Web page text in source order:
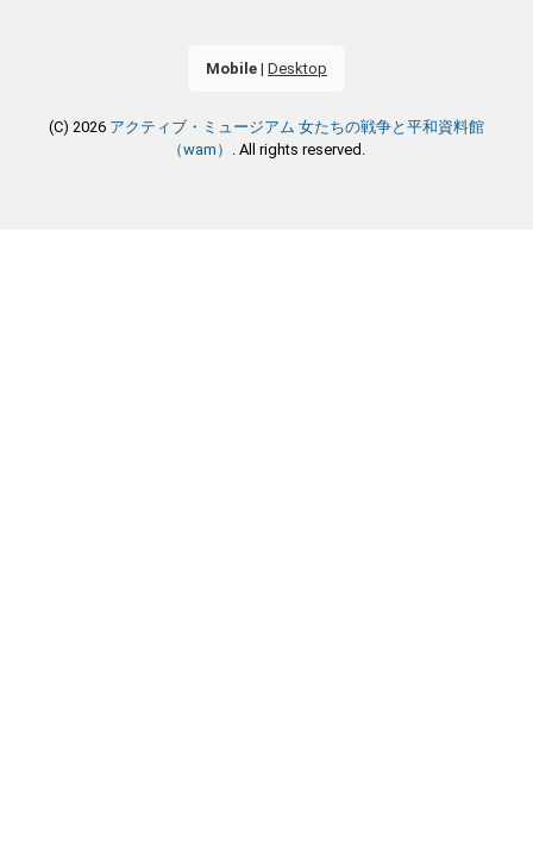
Mobile | Desktop
(C) 2026 アクティブ・ミュージアム 女たちの戦争と平和資料館
（wam） . All rights reserved.